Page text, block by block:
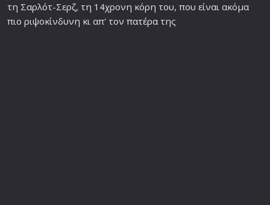
τη Σαρλότ-Σερζ, τη 14χρονη κόρη του, που είναι ακόμα
πιο ριψοκίνδυνη κι απ' τον πατέρατης